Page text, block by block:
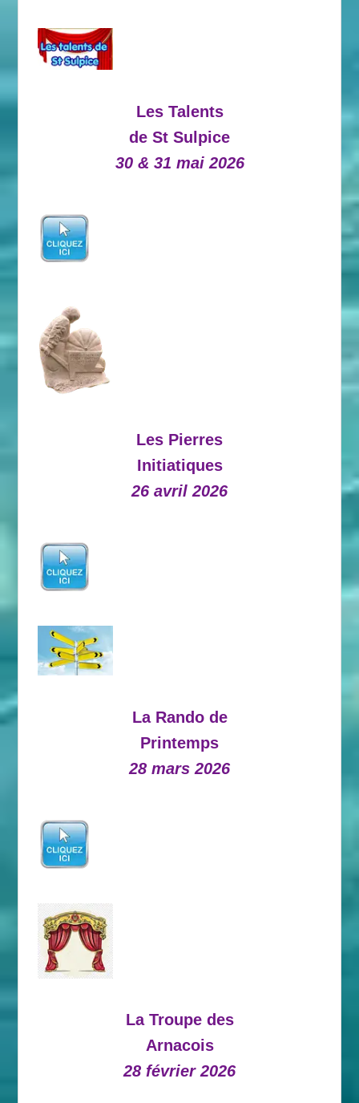
Les Talents
de St Sulpice
30 & 31 mai 2026
Les Pierres
Initiatiques
26 avril 2026
La Rando de
Printemps
28 mars 2026
La Troupe des
Arnacois
28 février 2026